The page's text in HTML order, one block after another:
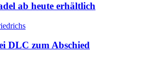
ab heute erhältlich
DLC zum Abschied